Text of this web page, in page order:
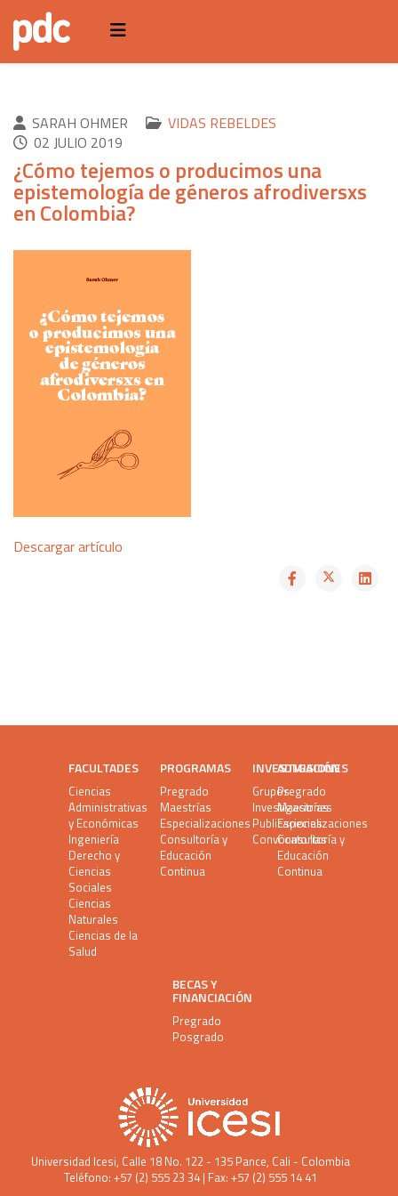
SARAH OHMER
VIDAS REBELDES
02 JULIO 2019
¿Cómo tejemos o producimos una
epistemología de géneros afrodiversxs
en Colombia?
Descargar artículo
FACULTADES
Ciencias
Administrativas
y Económicas
Ingeniería
Derecho y
Ciencias
Sociales
Ciencias
Naturales
Ciencias de la
Salud
PROGRAMAS
Pregrado
Maestrías
Especializaciones
Consultoría y
Educación
Continua
INVESTIGACIÓN
Grupos
Investigaciones
Publicaciones
Convocatorias
ADMISIONES
Pregrado
Maestrías
Especializaciones
Consultoría y
Educación
Continua
BECAS Y
FINANCIACIÓN
Pregrado
Posgrado
Universidad Icesi, Calle 18 No. 122 - 135 Pance, Cali - Colombia
Teléfono: +57 (2) 555 23 34 | Fax: +57 (2) 555 14 41